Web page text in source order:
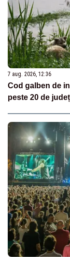
7 aug. 2026, 12:36
Cod galben de
peste 20 de